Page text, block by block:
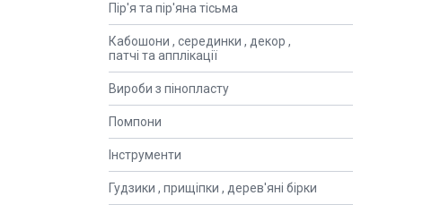
Пір'я та пір'яна тісьма
Кабошони , серединки , декор ,
патчі та апплікації
Вироби з пінопласту
Помпони
Інструменти
Гудзики , прищіпки , дерев'яні бірки